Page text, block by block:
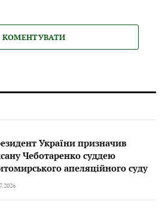
КОМЕНТУВАТИ
України призначив
Чеботаренко суддею
апеляційного суду